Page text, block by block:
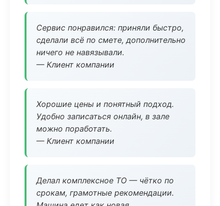
Сервис понравился: приняли быстро,
сделали всё по смете, дополнительно
ничего не навязывали.
— Клиент компании
Хорошие цены и понятный подход.
Удобно записаться онлайн, в зале
можно поработать.
— Клиент компании
Делал комплексное ТО — чётко по
срокам, грамотные рекомендации.